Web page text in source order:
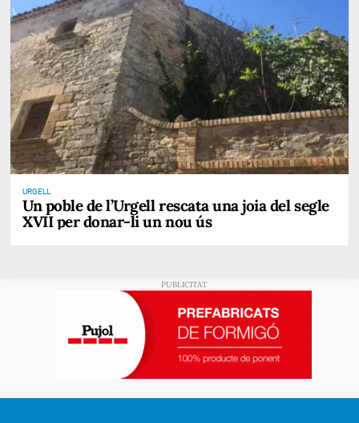
URGELL
Un poble de l’Urgell rescata una joia del segle
XVII per donar-li un nou ús